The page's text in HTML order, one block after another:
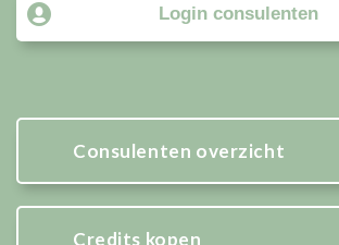
Login consulenten
Consulenten overzicht
Credits kopen